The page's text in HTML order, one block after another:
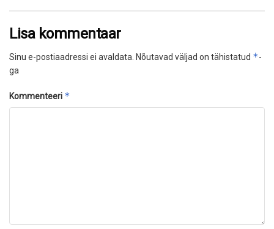
Lisa kommentaar
Sinu e-postiaadressi ei avaldata. Nõutavad väljad on tähistatud *-
ga
Kommenteeri *